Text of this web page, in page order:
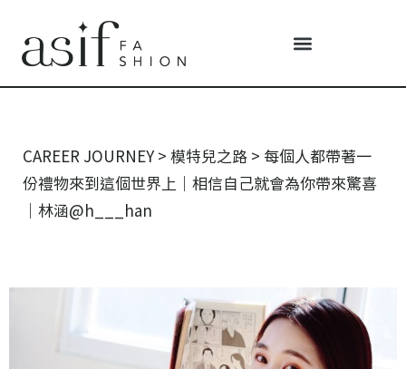
CAREER JOURNEY > 模特兒之路 > 每個人都帶著一
份禮物來到這個世界上｜相信自己就會為你帶來驚喜
｜林涵@h___han